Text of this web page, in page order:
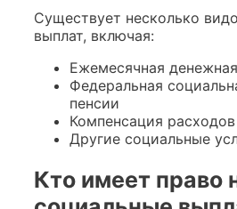
Существует несколько
выплат, включая:
Ежемесячная
Федеральная
пенсии
Компенсация
Другие социальные
Кто имеет право